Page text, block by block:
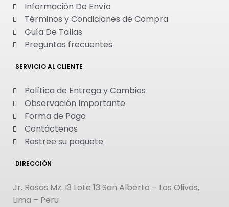
Información De Envío
Términos y Condiciones de Compra
Guía De Tallas
Preguntas frecuentes
SERVICIO AL CLIENTE
Política de Entrega y Cambios
Observación Importante
Forma de Pago
Contáctenos
Rastree su paquete
DIRECCIÓN
Jr. Rosas Mz. I3 Lote 13 San Alberto – Los Olivos,
Lima – Peru